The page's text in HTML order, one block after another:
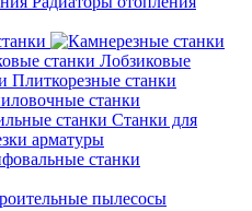
Лобзиковые
Плиткорезные станки
станки
станки Станки для
арматуры
станки
пылесосы